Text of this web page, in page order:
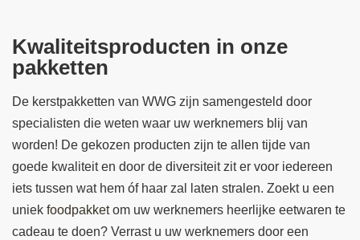
Kwaliteitsproducten in onze
pakketten
De kerstpakketten van WWG zijn samengesteld door
specialisten die weten waar uw werknemers blij van
worden! De gekozen producten zijn te allen tijde van
goede kwaliteit en door de diversiteit zit er voor iedereen
iets tussen wat hem óf haar zal laten stralen. Zoekt u een
uniek foodpakketom uw werknemers heerlijke eetwaren te
cadeau te doen? Verrast u uw werknemers door een